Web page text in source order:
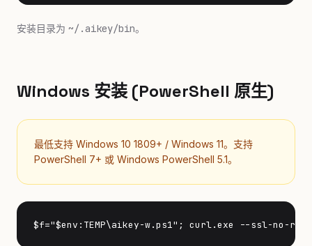
安装目录为 ~/.aikey/bin。
Windows 安装 (PowerShell 原生)
最低支持 Windows 10 1809+ / Windows 11。支持
PowerShell 7+ 或 Windows PowerShell 5.1。
$f="$env:TEMP\aikey-w.ps1"; curl.exe --ssl-no-